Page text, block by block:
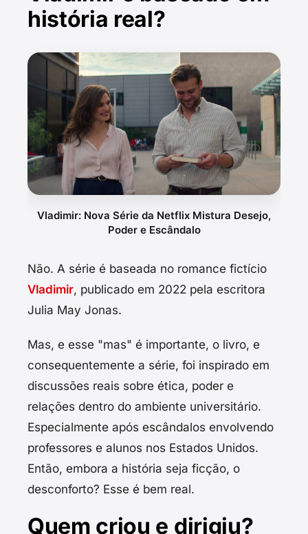
história real?
Vladimir: Nova Série da Netflix Mistura Desejo,
Poder e Escândalo
Não. A série é baseada no romance fictício
Vladimir, publicado em 2022 pela escritora
Julia May Jonas.
Mas, e esse "mas" é importante, o livro, e
consequentemente a série, foi inspirado em
discussões reais sobre ética, poder e
relações dentro do ambiente universitário.
Especialmente após escândalos envolvendo
professores e alunos nos Estados Unidos.
Então, embora a história seja ficção, o
desconforto? Esse é bem real.
Quem criou e dirigiu?